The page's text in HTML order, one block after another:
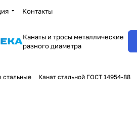
Контакты
Канаты и тросы металлические
разного диаметра
стальные Канат стальной ГОСТ 14954-88